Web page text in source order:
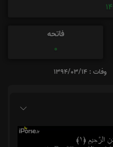
14
فاتحه
0
وفات : 1394/03/14